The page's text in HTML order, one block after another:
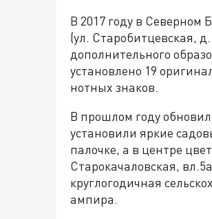
В 2017 году в Северном
(ул. Старобитцевская,
дополнительного
установлено 19
нотных знаков.
В прошлом году
установили яркие
палочке, а в центре
Старокачаловская,
круглогодичная
ампира.